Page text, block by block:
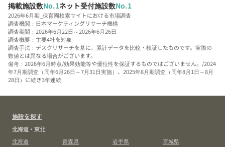
掲載施設数No.1ネット受付施設数No.1
2026年6月期_保育園検索サイトにおける市場調査
調査機関：日本マーケティングリサーチ機構
調査期間：2026年6月22日～2026年6月26日
調査概要：主要4社を対象
調査手法：デスクリサーチを基に、累計データを比較・検証したものです。実際の
数値とは異なる場合がございます。
備考：2026年6月時点/効果効能等や優位性を保証するものではございません。/2024
年7月期調査（同年6月26日～7月31日実施）、2025年8月期調査（同年8月1日～8月
28日）に続き3年連続
施設を探す
北海道・東北
北海道
青森県 岩手県
宮城県